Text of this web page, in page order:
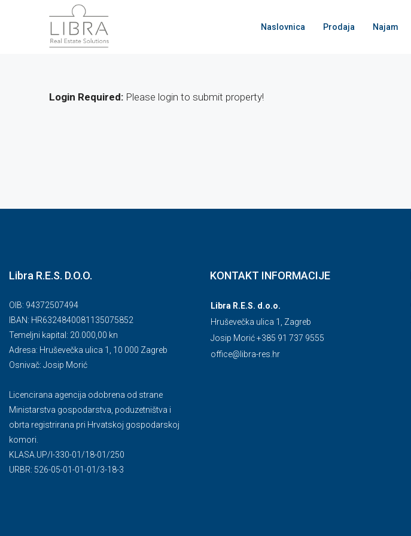
Naslovnica Prodaja Najam
Login Required: Please login to submit property!
Libra R.E.S. D.O.O.
OIB: 94372507494
IBAN: HR6324840081135075852
Temeljni kapital: 20.000,00 kn
Adresa: Hruševečka ulica 1, 10 000 Zagreb
Osnivač: Josip Morić
Licencirana agencija odobrena od strane
Ministarstva gospodarstva, poduzetništva i
obrta registrirana pri Hrvatskoj gospodarskoj
komori.
KLASA.UP/l-330-01/18-01/250
URBR: 526-05-01-01-01/3-18-3
KONTAKT INFORMACIJE
Libra R.E.S. d.o.o.
Hruševečka ulica 1, Zagreb
Josip Morić +385 91 737 9555
office@libra-res.hr